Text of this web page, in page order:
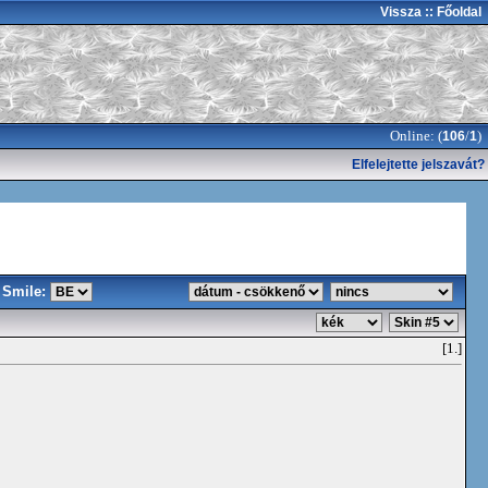
Vissza :: Főoldal
Online: (106/1)
Elfelejtette jelszavát?
Smile:
[1.]